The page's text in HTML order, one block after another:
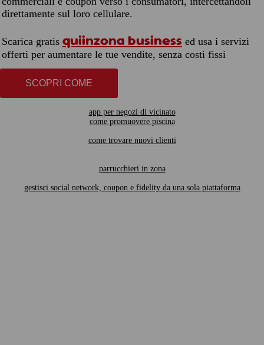
direttamente sul loro cellulare.
Scarica gratis quiinzona business ed usa i servizi
offerti per aumentare le tue vendite, senza costi fissi
SCOPRI COME
app per negozi di vicinato
come promuovere piscina
come trovare nuovi clienti
parrucchieri in zona
gestisci social network, coupon e fidelity da una sola piattaforma